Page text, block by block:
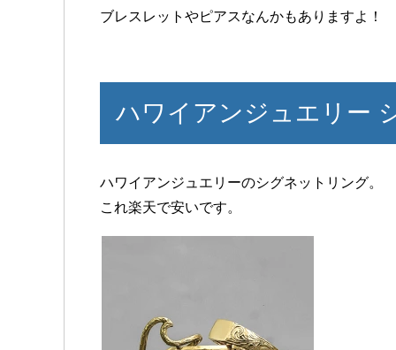
ブレスレットやピアスなんかもありますよ！
ハワイアンジュエリー
ハワイアンジュエリーのシグネットリング。
これ楽天で安いです。